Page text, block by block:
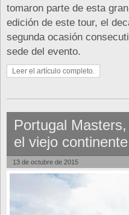
tomaron parte de esta
edición de este tour, el
segunda ocasión
sede del evento.
Leer el artículo completo.
Portugal
el viejo continente
13 de octubre de 2015